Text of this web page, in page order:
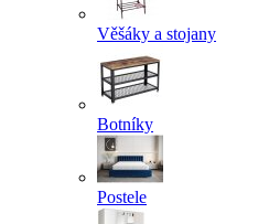
Věšáky a stojany
Botníky
Postele